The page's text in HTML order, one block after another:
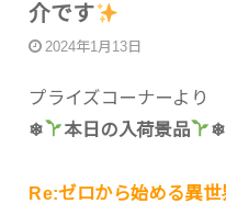
介です
2024年1月13日
プライズコーナーより
❄
本日の入荷景品 ❄
Re:ゼロから始める異